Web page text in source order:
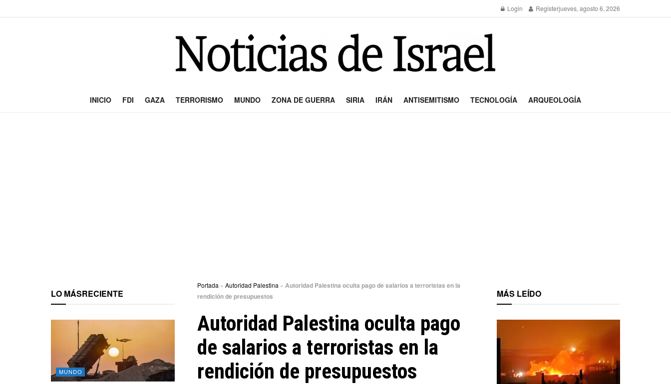
Login Registerjueves, agosto 6, 2026
INICIO FDI GAZA TERRORISMO MUNDO ZONA DE GUERRA SIRIA IRÁN ANTISEMITISMO TECNOLOGÍA ARQUEOLOGÍA
Portada » Autoridad Palestina » Autoridad Palestina oculta pago de salarios a terroristas en la
rendición de presupuestos
Autoridad Palestina oculta pago
de salarios a terroristas en la
rendición de presupuestos
LO MÁSRECIENTE
MUNDO
MÁS LEÍDO